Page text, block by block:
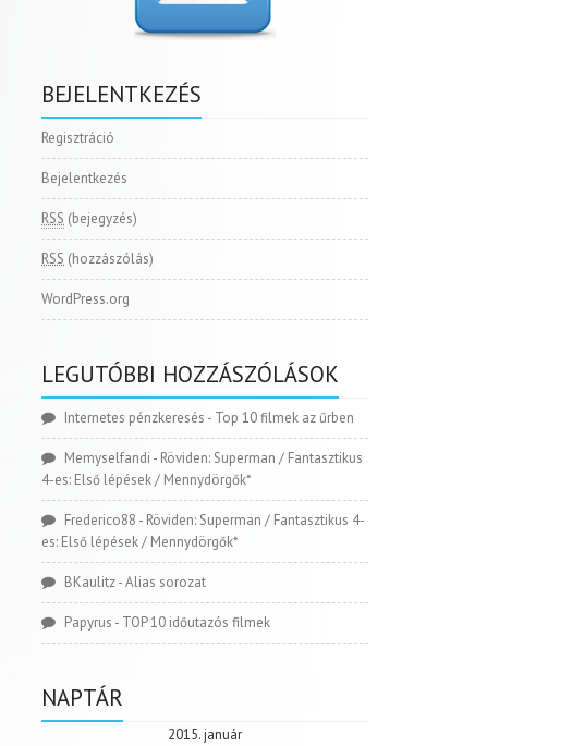
BEJELENTKEZÉS
Regisztráció
Bejelentkezés
RSS (bejegyzés)
RSS (hozzászólás)
WordPress.org
LEGUTÓBBI HOZZÁSZÓLÁSOK
Internetes pénzkeresés - Top 10 filmek az űrben
Memyselfandi - Röviden: Superman / Fantasztikus
4-es: Első lépések / Mennydörgők*
Frederico88 - Röviden: Superman / Fantasztikus 4-
es: Első lépések / Mennydörgők*
BKaulitz-Alias sorozat
Papyrus - TOP 10 időutazós filmek
NAPTÁR
2015. január